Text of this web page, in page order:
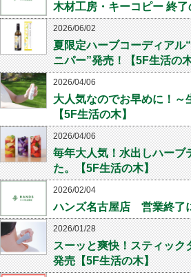
木材工房・キーコピー 終了
2026/06/02
夏限定ハーブコーディアル
ニパー”発売！【5F生活の木
2026/04/06
大人気なのでお早めに！～
【5F生活の木】
2026/04/06
毎年大人気！水出しハーブ
た。【5F生活の木】
2026/02/04
ハンズ名古屋店 営業終了
2026/01/28
スーッと爽快！スティック
発売【5F生活の木】